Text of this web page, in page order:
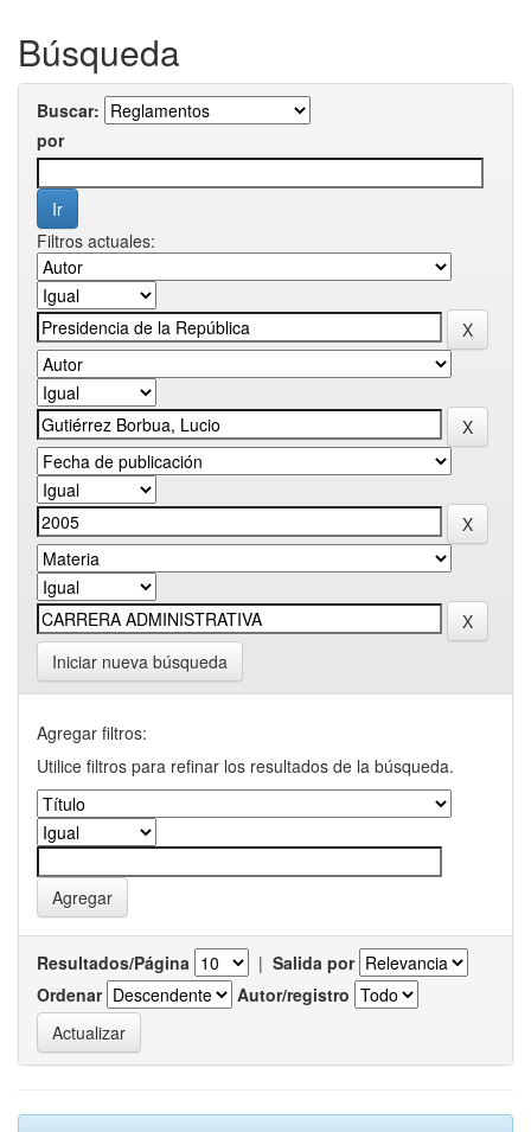
Búsqueda
Buscar:
por
Filtros actuales:
Iniciar nueva búsqueda
Agregar filtros:
Utilice filtros para refinar los resultados de la búsqueda.
Resultados/Página | Salida por
Ordenar
Autor/registro